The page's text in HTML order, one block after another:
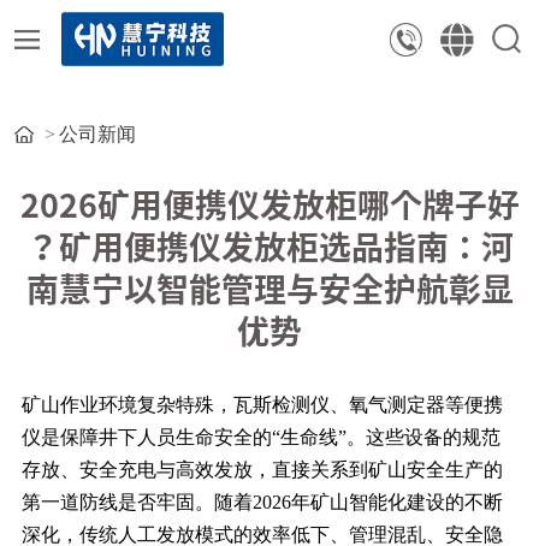
公司新闻
2026矿用便携仪发放柜哪个牌子好
？矿用便携仪发放柜选品指南：河
南慧宁以智能管理与安全护航彰显
优势
矿山作业环境复杂特殊，瓦斯检测仪、氧气测定器等便携
仪是保障井下人员生命安全的“生命线”。这些设备的规范
存放、安全充电与高效发放，直接关系到矿山安全生产的
第一道防线是否牢固。随着2026年矿山智能化建设的不断
深化，传统人工发放模式的效率低下、管理混乱、安全隐